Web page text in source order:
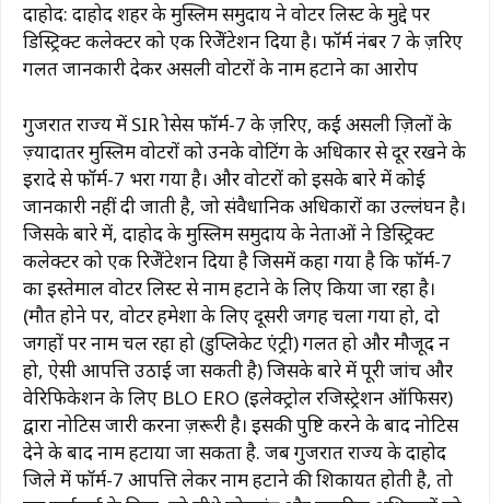
दाहोद: दाहोद शहर के मुस्लिम समुदाय ने वोटर लिस्ट के मुद्दे पर
डिस्ट्रिक्ट कलेक्टर को एक रिप्रेजेंटेशन दिया है। फॉर्म नंबर 7 के ज़रिए
गलत जानकारी देकर असली वोटरों के नाम हटाने का आरोप
गुजरात राज्य में SIR प्रोसेस फॉर्म-7 के ज़रिए, कई असली ज़िलों के
ज़्यादातर मुस्लिम वोटरों को उनके वोटिंग के अधिकार से दूर रखने के
इरादे से फॉर्म-7 भरा गया है। और वोटरों को इसके बारे में कोई
जानकारी नहीं दी जाती है, जो संवैधानिक अधिकारों का उल्लंघन है।
जिसके बारे में, दाहोद के मुस्लिम समुदाय के नेताओं ने डिस्ट्रिक्ट
कलेक्टर को एक रिप्रेजेंटेशन दिया है जिसमें कहा गया है कि फॉर्म-7
का इस्तेमाल वोटर लिस्ट से नाम हटाने के लिए किया जा रहा है।
(मौत होने पर, वोटर हमेशा के लिए दूसरी जगह चला गया हो, दो
जगहों पर नाम चल रहा हो (डुप्लिकेट एंट्री) गलत हो और मौजूद न
हो, ऐसी आपत्ति उठाई जा सकती है) जिसके बारे में पूरी जांच और
वेरिफिकेशन के लिए BLO ERO (इलेक्ट्रोल रजिस्ट्रेशन ऑफिसर)
द्वारा नोटिस जारी करना ज़रूरी है। इसकी पुष्टि करने के बाद नोटिस
देने के बाद नाम हटाया जा सकता है. जब गुजरात राज्य के दाहोद
जिले में फॉर्म-7 आपत्ति लेकर नाम हटाने की शिकायत होती है, तो